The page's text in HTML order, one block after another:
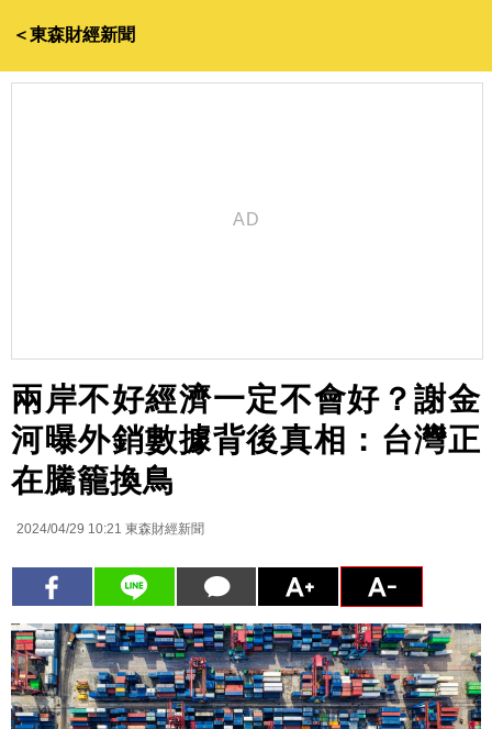
＜東森財經新聞
兩岸不好經濟一定不會好？謝金
河曝外銷數據背後真相：台灣正
在騰籠換鳥
2024/04/29 10:21 東森財經新聞